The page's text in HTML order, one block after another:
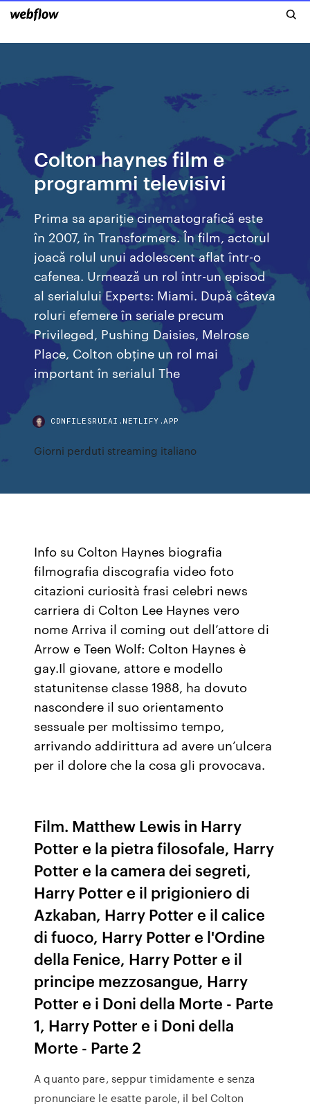
Colton haynes film e
programmi televisivi
Prima sa apariție cinematografică este
în 2007, în Transformers. În film, actorul
joacă rolul unui adolescent aflat într-o
cafenea. Urmează un rol într-un episod
al serialului Experts: Miami. După câteva
roluri efemere în seriale precum
Privileged, Pushing Daisies, Melrose
Place, Colton obține un rol mai
important în serialul The
CDNFILESRUIAI.NETLIFY.APP
Giorni perduti streaming italiano
Info su Colton Haynes biografia
filmografia discografia video foto
citazioni curiosità frasi celebri news
carriera di Colton Lee Haynes vero
nome Arriva il coming out dell’attore di
Arrow e Teen Wolf: Colton Haynes è
gay.Il giovane, attore e modello
statunitense classe 1988, ha dovuto
nascondere il suo orientamento
sessuale per moltissimo tempo,
arrivando addirittura ad avere un’ulcera
per il dolore che la cosa gli provocava.
Film. Matthew Lewis in Harry
Potter e la pietra filosofale, Harry
Potter e la camera dei segreti,
Harry Potter e il prigioniero di
Azkaban, Harry Potter e il calice
di fuoco, Harry Potter e l'Ordine
della Fenice, Harry Potter e il
principe mezzosangue, Harry
Potter e i Doni della Morte - Parte
1, Harry Potter e i Doni della
Morte - Parte 2
A quanto pare, seppur timidamente e senza
pronunciare le esatte parole, il bel Colton